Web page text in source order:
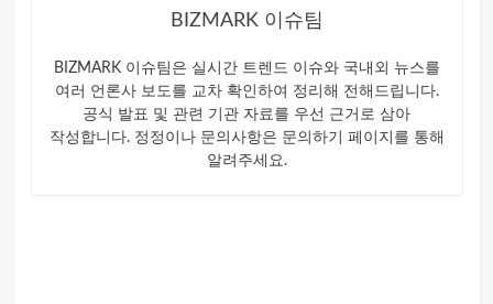
BIZMARK 이슈팀
BIZMARK 이슈팀은 실시간 트렌드 이슈와 국내외 뉴스를
여러 언론사 보도를 교차 확인하여 정리해 전해드립니다.
공식 발표 및 관련 기관 자료를 우선 근거로 삼아
작성합니다. 정정이나 문의사항은 문의하기 페이지를 통해
알려주세요.